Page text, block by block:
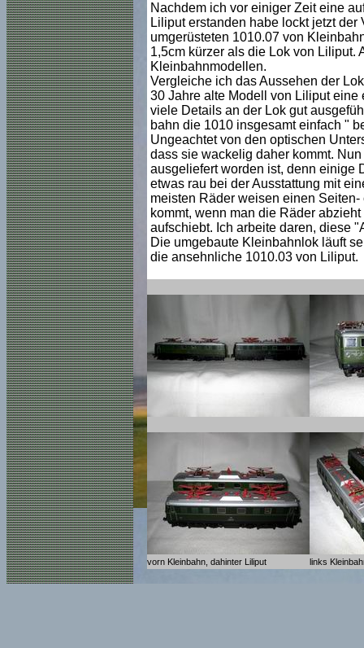
Nachdem ich vor einiger Zeit eine
Liliput erstanden habe lockt jetzt
umgerüsteten 1010.07 von
1,5cm kürzer als die Lok von Liliput.
Kleinbahnmodellen.
Vergleiche ich das Aussehen der
30 Jahre alte Modell von Liliput eine
viele Details an der Lok gut
bahn die 1010 insgesamt einfach "
Ungeachtet von den optischen
dass sie wackelig daher kommt.
ausgeliefert worden ist, denn einige
etwas rau bei der Ausstattung mit
meisten Räder weisen einen
kommt, wenn man die Räder
aufschiebt. Ich arbeite daren, diese
Die umgebaute Kleinbahnlok läuft
die ansehnliche 1010.03 von Liliput.
vorn Kleinbahn, dahinter Liliput links